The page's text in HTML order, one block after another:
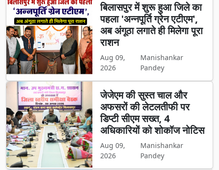
बिलासपुर में शुरू हुआ जिले का
पहला 'अन्नपूर्ति ग्रेन एटीएम',
अब अंगूठा लगाते ही मिलेगा पूरा
राशन
Aug 09,
2026
Manishankar
Pandey
जेजेएम की सुस्त चाल और
अफसरों की लेटलतीफी पर
डिप्टी सीएम सख्त, 4
अधिकारियों को शोकॉज नोटिस
Aug 09,
2026
Manishankar
Pandey